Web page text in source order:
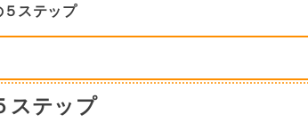
ステップ
ステップ